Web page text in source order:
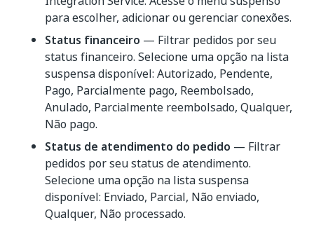
para escolher, adicionar ou gerenciar conexões.
Status financeiro — Filtrar pedidos por seu
status financeiro. Selecione uma opção na lista
suspensa disponível: Autorizado, Pendente,
Pago, Parcialmente pago, Reembolsado,
Anulado, Parcialmente reembolsado, Qualquer,
Não pago.
Status de atendimento do pedido — Filtrar
pedidos por seu status de atendimento.
Selecione uma opção na lista suspensa
disponível: Enviado, Parcial, Não enviado,
Qualquer, Não processado.